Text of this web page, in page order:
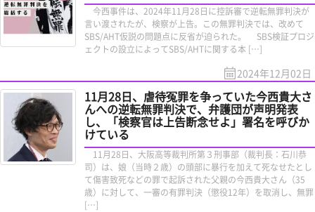
今西事件は、2024年11月28日に控訴審で逆転無罪判決が
言い渡されたが、検察が上告。この無罪判決では、改めて
SBS/AHT仮説の問題点に反省が迫られた。 SBS検証プロジ
ェクトの設立によってSBS/AHTに関する本 […]
2024年12月02日
11月28日、虐待冤罪を争っていた今西貴大さ
んへの逆転無罪判決で、弁護団が声明発表
し、「検察官は上告断念せよ」署名を呼びか
けている
11月28日、大阪高等裁判所第３刑事部（裁判長：石川恭
司）は、娘（当時２歳）の頭部に暴行を加えて死なせたとし
て傷害致死などの罪で起訴された父親の今西貴大さん（35
歳）に対して、一審の有罪判決（懲役12年）を取消し、無罪
[…]